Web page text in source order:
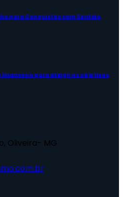
para Conquistas com Sentido
para atingir os objetivos
Oliveira- MG